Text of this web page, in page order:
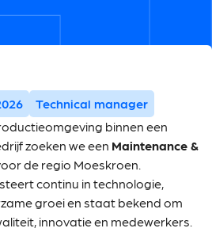
Technical manager
binnen een
zoeken we een Maintenance &
de regio Moeskroen.
continu in technologie,
groei en staat bekend om
innovatie en medewerkers.